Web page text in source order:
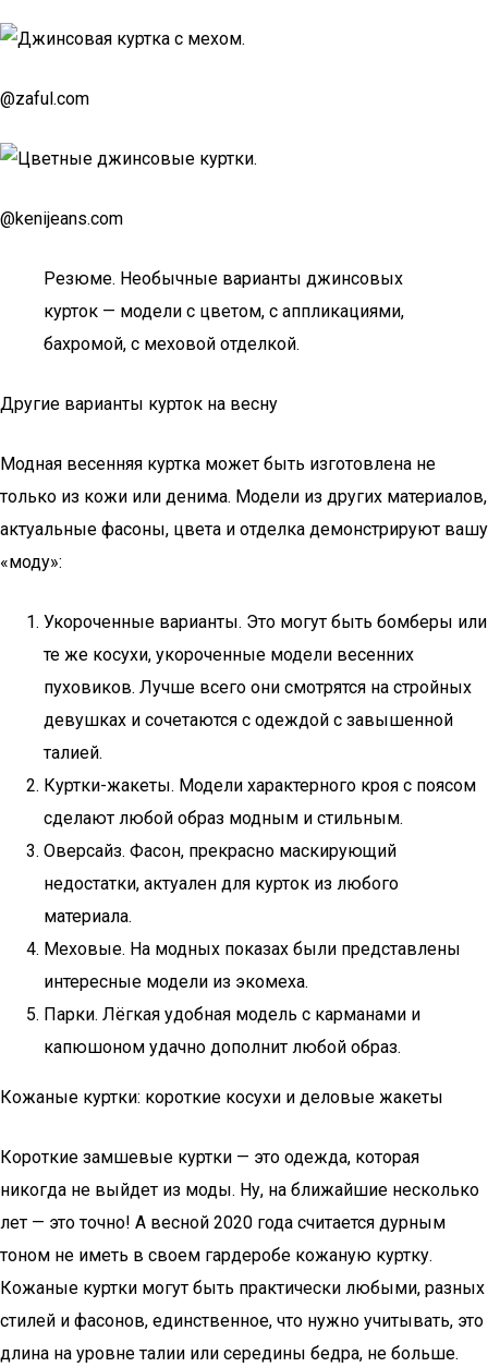
@zaful.com
@kenijeans.com
Резюме. Необычные варианты джинсовых
курток — модели с цветом, с аппликациями,
бахромой, с меховой отделкой.
Другие варианты курток на весну
Модная весенняя куртка может быть изготовлена не
только из кожи или денима. Модели из других материалов,
актуальные фасоны, цвета и отделка демонстрируют вашу
«моду»:
Укороченные варианты. Это могут быть бомберы или
те же косухи, укороченные модели весенних
пуховиков. Лучше всего они смотрятся на стройных
девушках и сочетаются с одеждой с завышенной
талией.
Куртки-жакеты. Модели характерного кроя с поясом
сделают любой образ модным и стильным.
Оверсайз. Фасон, прекрасно маскирующий
недостатки, актуален для курток из любого
материала.
Меховые. На модных показах были представлены
интересные модели из экомеха.
Парки. Лёгкая удобная модель с карманами и
капюшоном удачно дополнит любой образ.
Кожаные куртки: короткие косухи и деловые жакеты
Короткие замшевые куртки — это одежда, которая
никогда не выйдет из моды. Ну, на ближайшие несколько
лет — это точно! А весной 2020 года считается дурным
тоном не иметь в своем гардеробе кожаную куртку.
Кожаные куртки могут быть практически любыми, разных
стилей и фасонов, единственное, что нужно учитывать, это
длина на уровне талии или середины бедра, не больше.